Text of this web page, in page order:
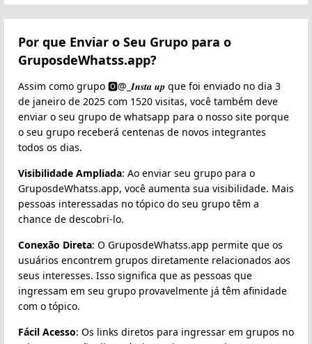
Por que Enviar o Seu Grupo para o
GruposdeWhatss.app?
Assim como grupo 🅾@_𝑰𝒏𝒔𝒕𝒂 𝒖𝒑 que foi enviado no dia 3
de janeiro de 2025 com 1520 visitas, você também deve
enviar o seu grupo de whatsapp para o nosso site porque
o seu grupo receberá centenas de novos integrantes
todos os dias.
Visibilidade Ampliada: Ao enviar seu grupo para o
GruposdeWhatss.app, você aumenta sua visibilidade. Mais
pessoas interessadas no tópico do seu grupo têm a
chance de descobri-lo.
Conexão Direta: O GruposdeWhatss.app permite que os
usuários encontrem grupos diretamente relacionados aos
seus interesses. Isso significa que as pessoas que
ingressam em seu grupo provavelmente já têm afinidade
com o tópico.
Fácil Acesso: Os links diretos para ingressar em grupos no